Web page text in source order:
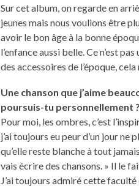
Sur cet album, on regarde en
jeunes mais nous voulions être
avoir le bon âge à la bonne
l’enfance aussi belle. Ce n’est
des accessoires de l’époque,
Une chanson que j’aime
poursuis-tu personnellement ?
Pour moi, les ombres, c’est
j’ai toujours eu peur d’un jour ne
qu’elle reste blanche à tout
vais écrire des chansons. » Il le
J’ai toujours admiré cette faculté